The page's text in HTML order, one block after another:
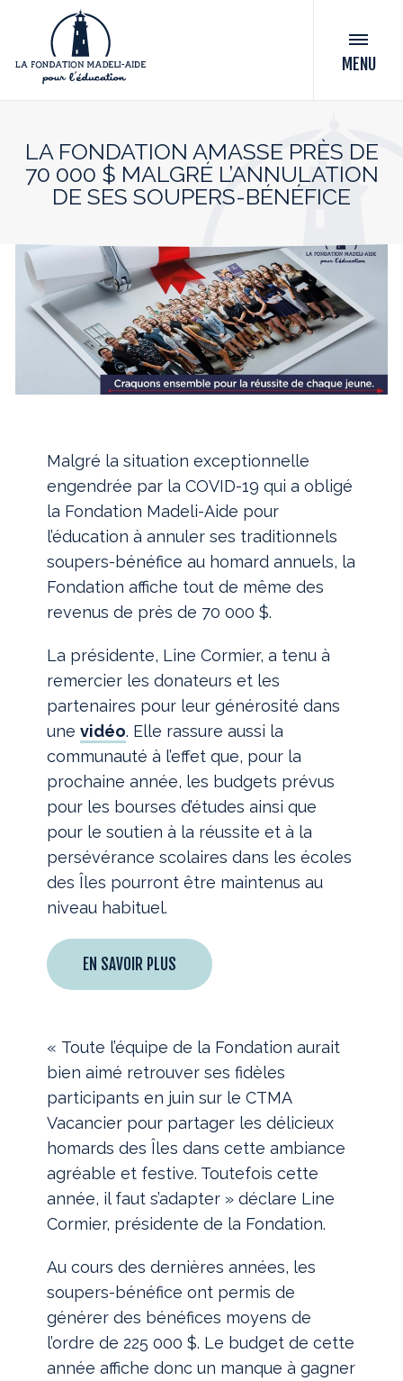
MENU
LA FONDATION AMASSE PRÈS DE
70 000 $ MALGRÉ L’ANNULATION
DE SES SOUPERS-BÉNÉFICE
Malgré la situation exceptionnelle
engendrée par la COVID-19 qui a obligé
la Fondation Madeli-Aide pour
l’éducation à annuler ses traditionnels
soupers-bénéfice au homard annuels, la
Fondation affiche tout de même des
revenus de près de 70 000 $.
La présidente, Line Cormier, a tenu à
remercier les donateurs et les
partenaires pour leur générosité dans
unevidéo. Elle rassure aussi la
communauté à l’effet que, pour la
prochaine année, les budgets prévus
pour les bourses d’études ainsi que
pour le soutien à la réussite et à la
persévérance scolaires dans les écoles
des Îles pourront être maintenus au
niveau habituel.
EN SAVOIR PLUS
« Toute l’équipe de la Fondation aurait
bien aimé retrouver ses fidèles
participants en juin sur le CTMA
Vacancier pour partager les délicieux
homards des Îles dans cette ambiance
agréable et festive. Toutefois cette
année, il faut s’adapter » déclare Line
Cormier, présidente de la Fondation.
Au cours des dernières années, les
soupers-bénéfice ont permis de
générer des bénéfices moyens de
l’ordre de 225 000 $. Le budget de cette
année affiche donc un manque à gagner